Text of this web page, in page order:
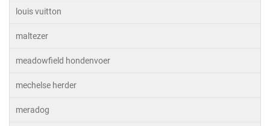
louis vuitton
maltezer
meadowfield hondenvoer
mechelse herder
meradog